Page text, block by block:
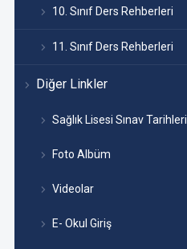
10. Sınıf Ders Rehberleri
11. Sınıf Ders Rehberleri
Diğer Linkler
Sağlık Lisesi Sınav Tarihleri
Foto Albüm
Videolar
E- Okul Giriş